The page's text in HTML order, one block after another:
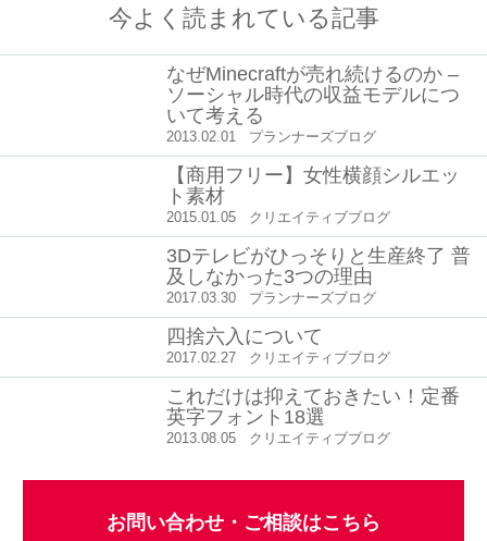
今よく読まれている記事
なぜMinecraftが売れ続けるのか –
ソーシャル時代の収益モデルにつ
いて考える
2013.02.01 プランナーズブログ
【商用フリー】女性横顔シルエッ
ト素材
2015.01.05 クリエイティブブログ
3Dテレビがひっそりと生産終了 普
及しなかった3つの理由
2017.03.30 プランナーズブログ
四捨六入について
2017.02.27 クリエイティブブログ
これだけは抑えておきたい！定番
英字フォント18選
2013.08.05 クリエイティブブログ
お問い合わせ・ご相談はこちら